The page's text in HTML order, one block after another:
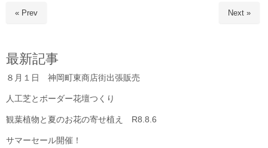
« Prev Next »
最新記事
８月１日 神岡町東商店街出張販売
人工芝とボーダー花壇つくり
観葉植物と夏のお花の寄せ植え R8.8.6
サマーセール開催！